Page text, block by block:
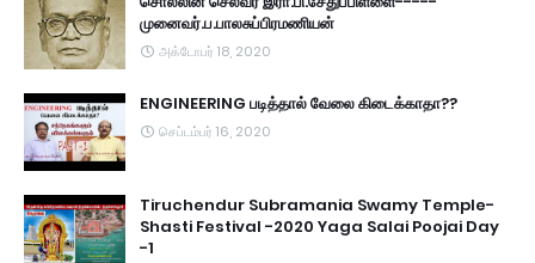
முனைவர்.ப.பாலசுப்பிரமணியன்
அக்டோபர் 18, 2020
ENGINEERING படித்தால் வேலை கிடைக்காதா??
செப்டம்பர் 16, 2020
Tiruchendur Subramania Swamy Temple-
Shasti Festival -2020 Yaga Salai Poojai Day
-1